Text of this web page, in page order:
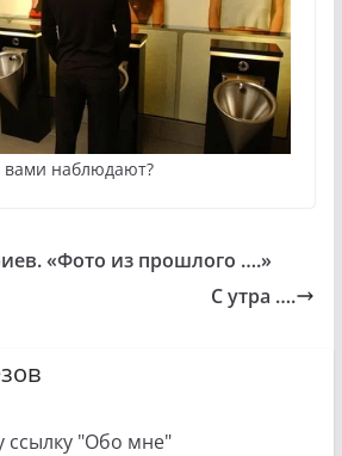
вами наблюдают?
«Фото из прошлого ….»
С утра ….
ссылку "Обо мне"